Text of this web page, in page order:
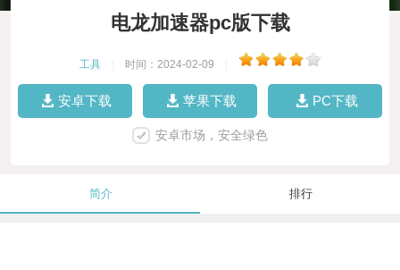
电龙加速器pc版下载
工具 时间：2024-02-09
安卓下载 苹果下载 PC下载
安卓市场，安全绿色
简介 排行